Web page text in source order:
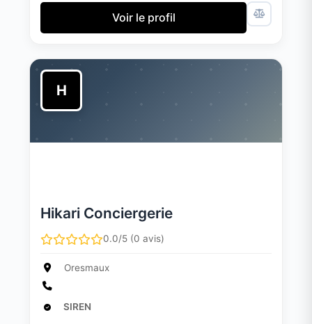
Voir le profil
H
Hikari Conciergerie
0.0/5 (0 avis)
Oresmaux
SIREN